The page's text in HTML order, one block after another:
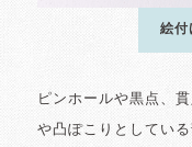
絵付
ピンホールや黒点、
や凸ぽこりとしてい